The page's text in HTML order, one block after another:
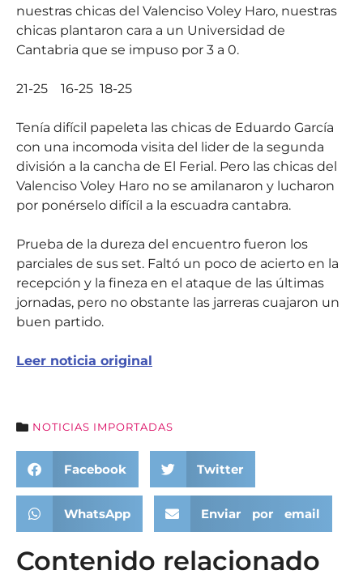
nuestras chicas del Valenciso Voley Haro, nuestras
chicas plantaron cara a un Universidad de
Cantabria que se impuso por 3 a 0.
21-25 16-25 18-25
Tenía difícil papeleta las chicas de Eduardo García
con una incomoda visita del lider de la segunda
división a la cancha de El Ferial. Pero las chicas del
Valenciso Voley Haro no se amilanaron y lucharon
por ponérselo difícil a la escuadra cantabra.
Prueba de la dureza del encuentro fueron los
parciales de sus set. Faltó un poco de acierto en la
recepción y la fineza en el ataque de las últimas
jornadas, pero no obstante las jarreras cuajaron un
buen partido.
Leer noticia original
NOTICIAS IMPORTADAS
Facebook Twitter
WhatsApp Enviar por email
Contenido relacionado